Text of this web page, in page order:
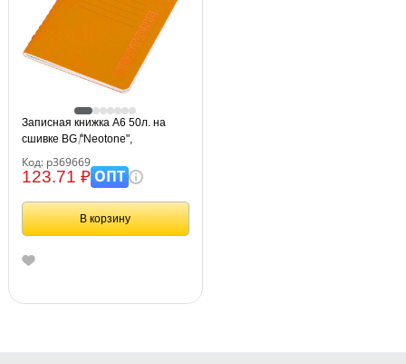
Записная книжка А6 50л. на
сшивке BG "Neotone",
тиснение, блок в точку 80г/м2
Код: р369669
123.71 ₽ОПТ
В корзину